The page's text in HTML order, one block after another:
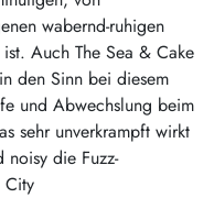
wabernd-ruhigen
Auch The Sea & Cake
den Sinn bei diesem
und Abwechslung beim
sehr unverkrampft wirkt
die Fuzz-
City